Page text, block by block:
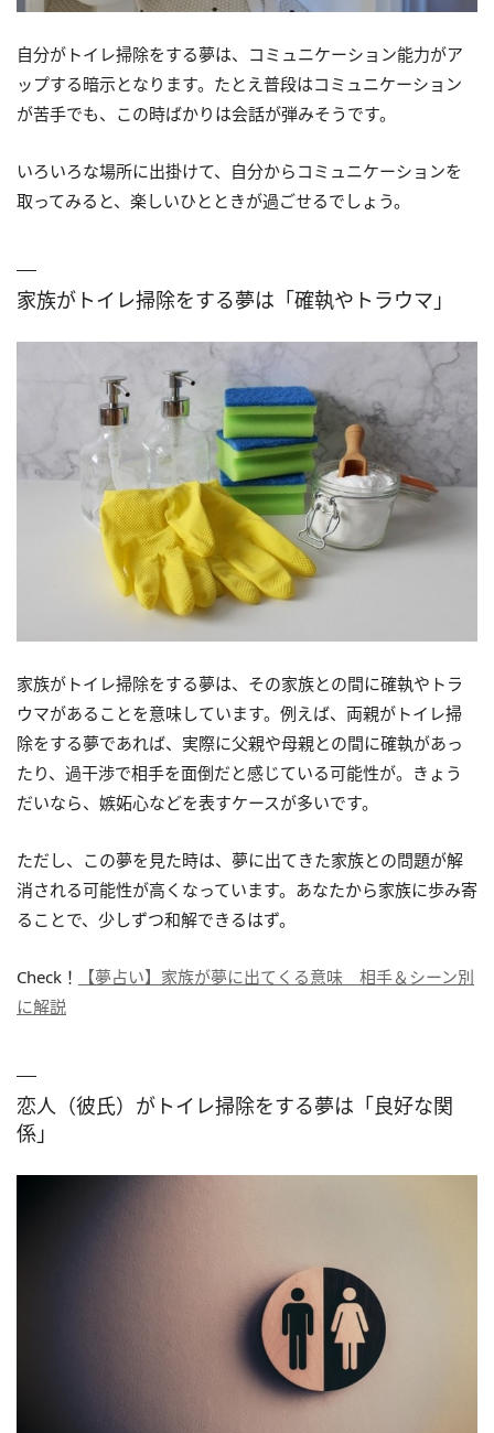
自分がトイレ掃除をする夢は、コミュニケーション能力がア
ップする暗示となります。たとえ普段はコミュニケーション
が苦手でも、この時ばかりは会話が弾みそうです。
いろいろな場所に出掛けて、自分からコミュニケーションを
取ってみると、楽しいひとときが過ごせるでしょう。
家族がトイレ掃除をする夢は「確執やトラウマ」
家族がトイレ掃除をする夢は、その家族との間に確執やトラ
ウマがあることを意味しています。例えば、両親がトイレ掃
除をする夢であれば、実際に父親や母親との間に確執があっ
たり、過干渉で相手を面倒だと感じている可能性が。きょう
だいなら、嫉妬心などを表すケースが多いです。
ただし、この夢を見た時は、夢に出てきた家族との問題が解
消される可能性が高くなっています。あなたから家族に歩み寄
ることで、少しずつ和解できるはず。
Check！
【夢占い】家族が夢に出てくる意味 相手＆シーン別
に解説
恋人（彼氏）がトイレ掃除をする夢は「良好な関
係」